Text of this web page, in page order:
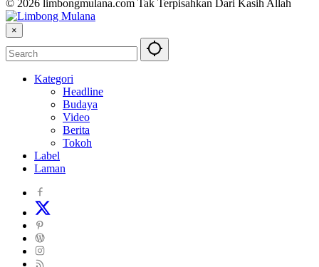
© 2026 limbongmulana.com Tak Terpisahkan Dari Kasih Allah
×
Kategori
Headline
Budaya
Video
Berita
Tokoh
Label
Laman